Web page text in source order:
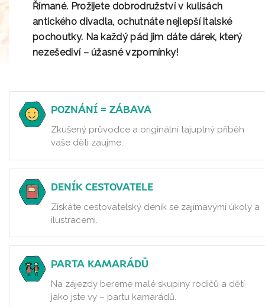
Římané. Prožijete dobrodružství v kulisách
antického divadla, ochutnáte nejlepší italské
pochoutky. Na každý pád jim dáte dárek, který
nezešediví – úžasné vzpomínky!
POZNÁNÍ = ZÁBAVA
Zkušený průvodce a originální tajuplný příběh
vaše děti zaujme.
DENÍK CESTOVATELE
Získáte cestovatelský deník se zajímavými úkoly a
ilustracemi.
PARTA KAMARÁDŮ
Na zájezdy bereme malé skupiny rodičů a dětí
jako jste vy – partu kamarádů.